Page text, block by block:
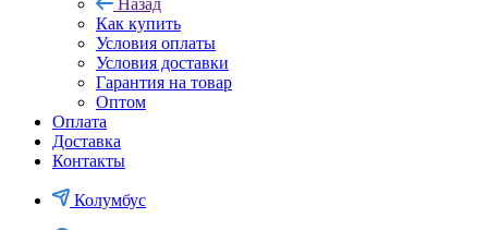
Назад
Как купить
Условия оплаты
Условия доставки
Гарантия на товар
Оптом
Оплата
Доставка
Контакты
Колумбус